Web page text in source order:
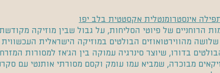
הרוחניים של פיוטי הסליחות, על גבול שבין מוזיקה
מהווירטואוזים הבולטים במוזיקה הישראלית העכשווית
בדורו, שיוצר סינרגיה עמוקה בין הג'אז למסורות
מבוכרה, שמביא עמו עומק וקסם מסורתי אותנטי עם